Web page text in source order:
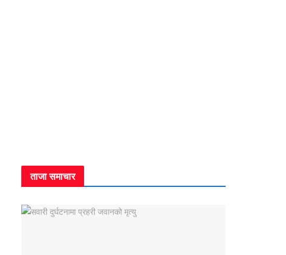
ताजा समाचार